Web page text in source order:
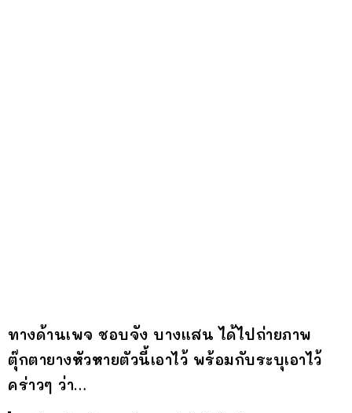
ทางด้านเพจ ชอบจัง บางแสน ได้ไปถ่ายภาพ
ตุ๊กตายางหัวหายตัวนี้เอาไว้ พร้อมกับระบุเอาไว้
คร่าวๆ ว่า…